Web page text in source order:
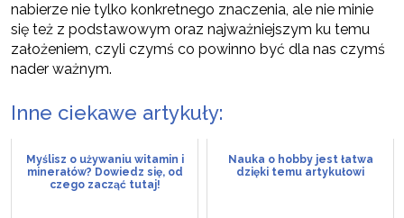
nabierze nie tylko konkretnego znaczenia, ale nie minie
się też z podstawowym oraz najważniejszym ku temu
założeniem, czyli czymś co powinno być dla nas czymś
nader ważnym.
Inne ciekawe artykuły:
Myślisz o używaniu witamin i
minerałów? Dowiedz się, od
czego zacząć tutaj!
Nauka o hobby jest łatwa
dzięki temu artykułowi